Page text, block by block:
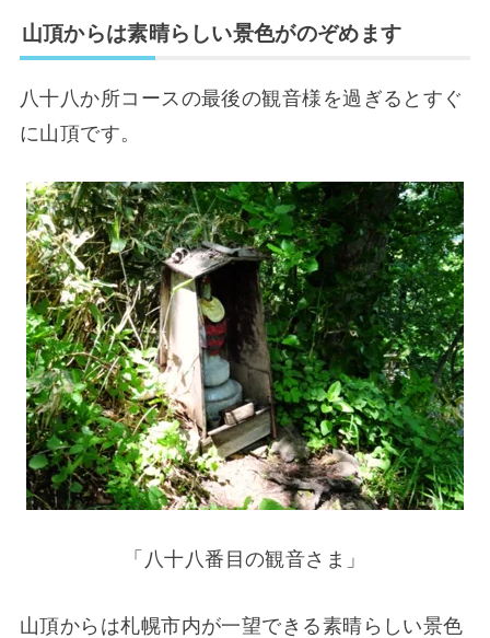
山頂からは素晴らしい景色がのぞめます
八十八か所コースの最後の観音様を過ぎるとすぐ
に山頂です。
「八十八番目の観音さま」
山頂からは札幌市内が一望できる素晴らしい景色